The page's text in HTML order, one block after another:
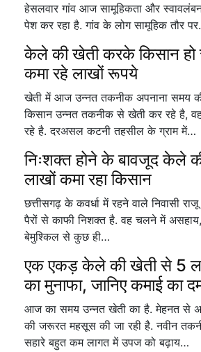
हेसलवार गांव आज सामूहिकता और
पेश कर रहा है. गांव के लोग सामूहिक तौर
केले की खेती करके किसान हो
कमा रहे लाखों रूपये
खेती में आज उन्नत तकनीक अपनाना समय
किसान उन्नत तकनीक से खेती कर रहे है,
रहे है. दरअसल कटनी तहसील के ग्राम में…
निःशक्त होने के बावजूद केले
लाखों कमा रहा किसान
छत्तीसगढ़ के कवर्धा में रहने वाले निवासी
पैरों से काफी निशक्त है. वह चलने में
बेमुश्किल से कुछ ही…
एक एकड़ केले की खेती से 5
का मुनाफा, जानिए कमाई का
आज का समय उन्नत खेती का है. मेहनत से
की जरूरत महसूस की जा रही है. नवीन
सहारे बहुत कम लागत में उपज को बढ़ाय…